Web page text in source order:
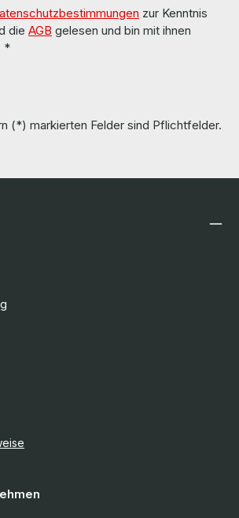
zur Kenntnis
die AGB gelesen und bin mit ihnen
*
(*) markierten Felder sind Pflichtfelder.